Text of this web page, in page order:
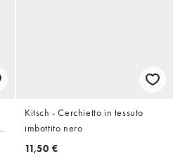
Kitsch - Cerchietto in tessuto
imbottito nero
11,50 €